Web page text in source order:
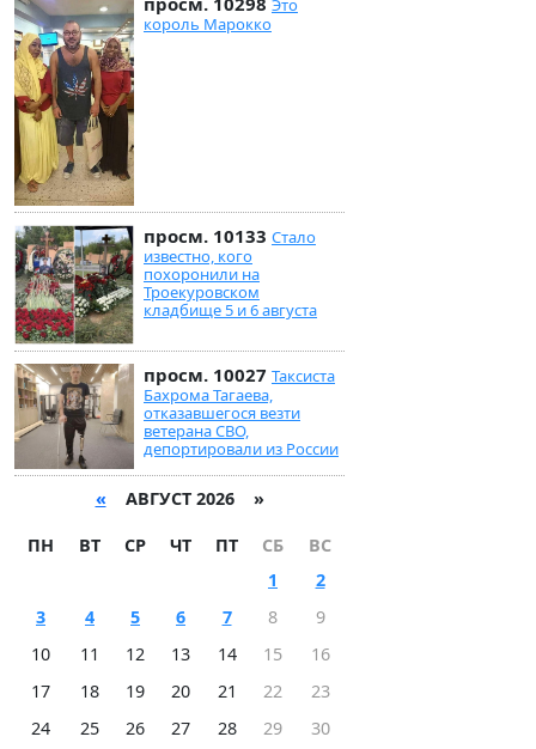
Это
король Марокко
просм. 10133 Стало
известно, кого
похоронили на
Троекуровском
кладбище 5 и 6 августа
просм. 10027 Таксиста
Бахрома Тагаева,
отказавшегося везти
ветерана СВО,
депортировали из России
« АВГУСТ 2026 »
ПН ВТ СР ЧТ ПТ СБ
ВС
1
2
3
4 5 6 7 8
9
10
11 12 13 14 15
16
17
18 19 20 21 22
23
24
25 26 27 28 29
30